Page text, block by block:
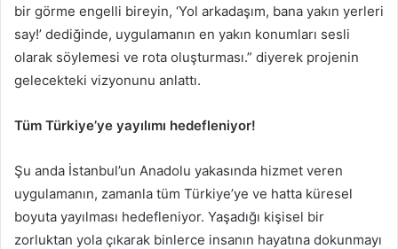
bir görme engelli bireyin, ‘Yol arkadaşım, bana yakın yerleri
say!’ dediğinde, uygulamanın en yakın konumları sesli
olarak söylemesi ve rota oluşturması.” diyerek projenin
gelecekteki vizyonunu anlattı.
Tüm Türkiye’ye yayılımı hedefleniyor!
Şu anda İstanbul’un Anadolu yakasında hizmet veren
uygulamanın, zamanla tüm Türkiye’ye ve hatta küresel
boyuta yayılması hedefleniyor. Yaşadığı kişisel bir
zorluktan yola çıkarak binlerce insanın hayatına dokunmayı